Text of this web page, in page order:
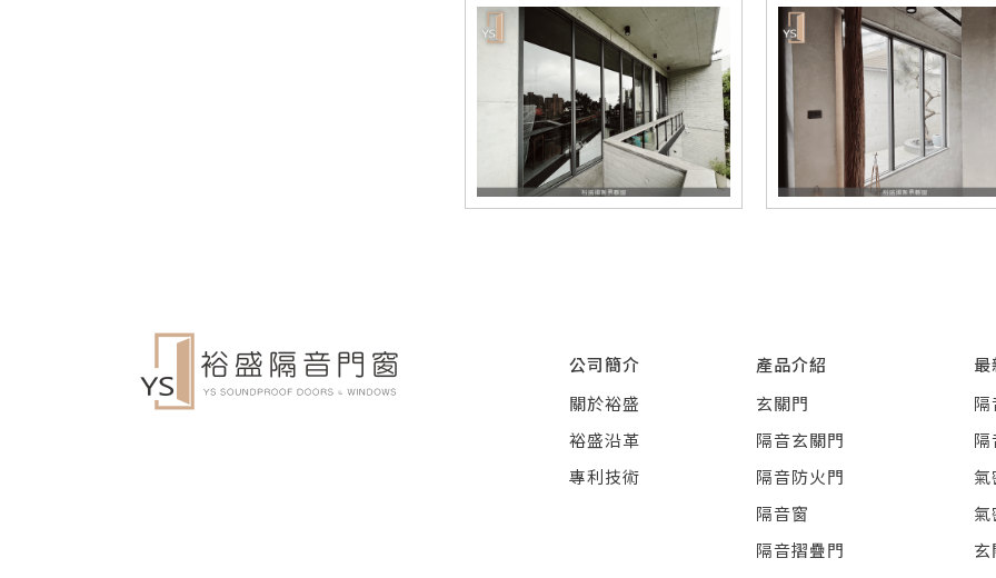
公司簡介
關於裕盛
裕盛沿革
專利技術
產品介紹
玄關門
隔音玄關門
隔音防火門
隔音窗
隔音摺疊門
最
隔
隔
氣
氣
玄